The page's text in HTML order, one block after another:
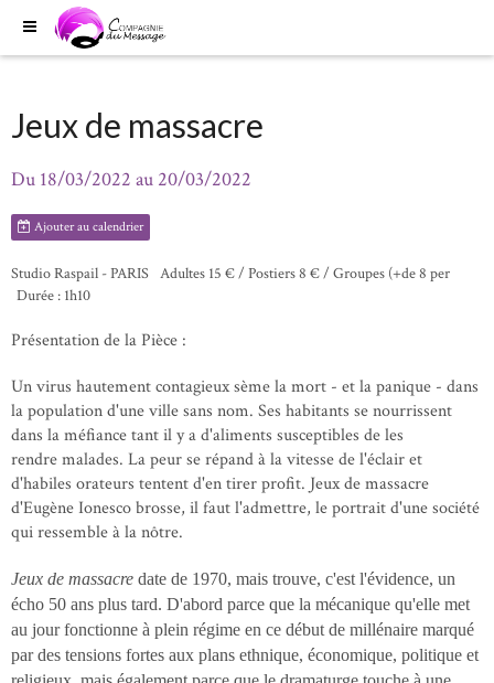
Jeux de massacre
Du 18/03/2022 au 20/03/2022
Ajouter au calendrier
Studio Raspail - PARIS Adultes 15 € / Postiers 8 € / Groupes (+de 8 per
Durée : 1h10
Présentation de la Pièce :
Un virus hautement contagieux sème la mort - et la panique - dans
la population d'une ville sans nom. Ses habitants se nourrissent
dans la méfiance tant il y a d'aliments susceptibles de les
rendre malades. La peur se répand à la vitesse de l'éclair et
d'habiles orateurs tentent d'en tirer profit. Jeux de massacre
d'Eugène Ionesco brosse, il faut l'admettre, le portrait d'une société
qui ressemble à la nôtre.
Jeux de massacre date de 1970, mais trouve, c'est l'évidence, un
écho 50 ans plus tard. D'abord parce que la mécanique qu'elle met
au jour fonctionne à plein régime en ce début de millénaire marqué
par des tensions fortes aux plans ethnique, économique, politique et